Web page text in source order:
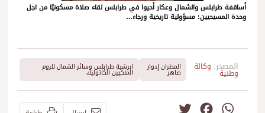
أساقفة طرابلس والشمال وعكار أحيوا في طرابلس لقاء صلاة مسكونيًا من اجل
وحدة المسيحيين: مسؤولية تاريخية ورجاء…
المصدر: وكالة
وطنية
المطران إدوار
ضاهر
ابرشية طرابلس وسائر الشمال للروم
الملكيين الكاثوليك
WhatsApp
Facebook